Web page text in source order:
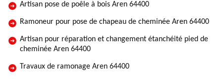
Artisan pose de poêle à bois Aren 64400
Ramoneur pour pose de chapeau de cheminée Aren 64400
Artisan pour réparation et changement étanchéité pied de
cheminée Aren 64400
Travaux de ramonage Aren 64400